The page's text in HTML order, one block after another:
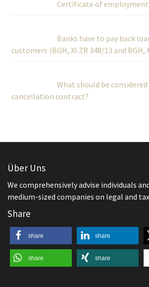
Certificate of employment
Banks have to pay back
customers (BGH, XI ZR 348/13 and BGH,
What should be
cancellation contract?
Über Uns
We comprehensively advise individuals
medium-sized companies on legal and
Share
share share
share share